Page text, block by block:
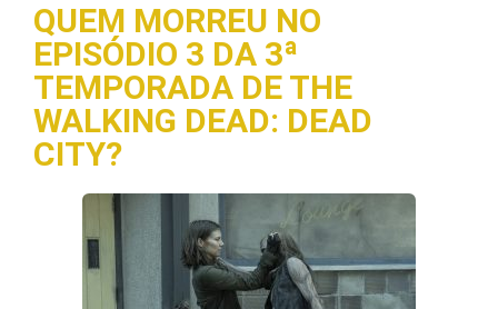
QUEM MORREU NO
EPISÓDIO 3 DA 3ª
TEMPORADA DE THE
WALKING DEAD: DEAD
CITY?